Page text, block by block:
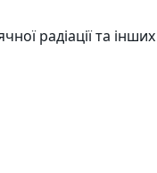
радіації та